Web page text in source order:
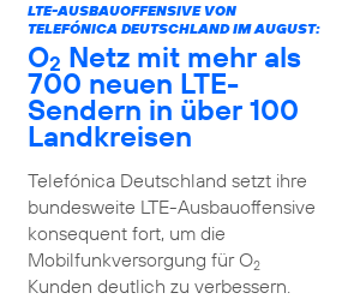
LTE-AUSBAUOFFENSIVE VON
TELEFÓNICA DEUTSCHLAND IM AUGUST:
O2 Netz mit mehr als
700 neuen LTE-
Sendern in über 100
Landkreisen
Telefónica Deutschland setzt ihre
bundesweite LTE-Ausbauoffensive
konsequent fort, um die
Mobilfunkversorgung für O2
Kunden deutlich zu verbessern.